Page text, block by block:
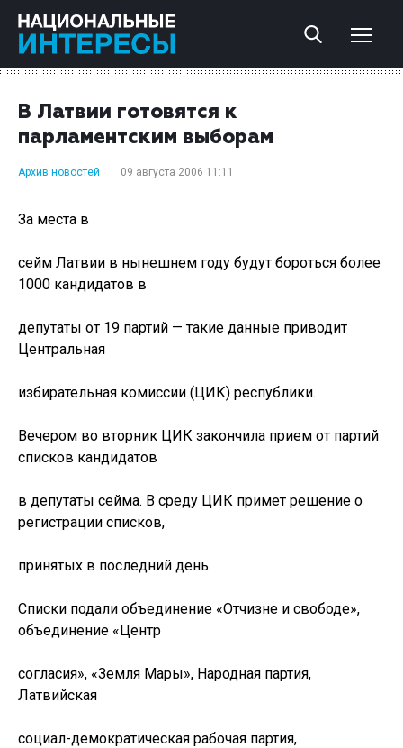
В Латвии готовятся к
парламентским выборам
Архив новостей 09 августа 2006 11:11
За места в
сейм Латвии в нынешнем году будут бороться более
1000 кандидатов в
депутаты от 19 партий — такие данные приводит
Центральная
избирательная комиссии (ЦИК) республики.
Вечером во вторник ЦИК закончила прием от партий
списков кандидатов
в депутаты сейма. В среду ЦИК примет решение о
регистрации списков,
принятых в последний день.
Списки подали объединение «Отчизне и свободе»,
объединение «Центр
согласия», «Земля Мары», Народная партия,
Латвийская
социал-демократическая рабочая партия,